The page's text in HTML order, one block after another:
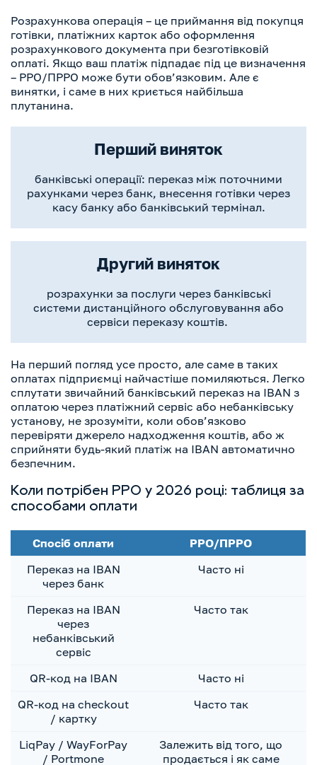
Розрахункова операція – це приймання від покупця
готівки, платіжних карток або оформлення
розрахункового документа при безготівковій
оплаті. Якщо ваш платіж підпадає під це визначення
– РРО/ПРРО може бути обов’язковим. Але є
винятки, і саме в них криється найбільша
плутанина.
Перший виняток
банківські операції: переказ між поточними
рахунками через банк, внесення готівки через
касу банку або банківський термінал.
Другий виняток
розрахунки за послуги через банківські
системи дистанційного обслуговування або
сервіси переказу коштів.
На перший погляд усе просто, але саме в таких
оплатах підприємці найчастіше помиляються. Легко
сплутати звичайний банківський переказ на IBAN з
оплатою через платіжний сервіс або небанківську
установу, не зрозуміти, коли обов’язково
перевіряти джерело надходження коштів, або ж
сприйняти будь-який платіж на IBAN автоматично
безпечним.
Коли потрібен РРО у 2026 році: таблиця за
способами оплати
Спосіб оплати
РРО/ПРРО
Переказ на IBAN
через банк
Часто ні
Переказ на IBAN
через
небанківський
сервіс
Часто так
QR-код на IBAN
Часто ні
QR-код на checkout
/ картку
Часто так
LiqPay / WayForPay
/ Portmone
Залежить від того, що
продається і як саме